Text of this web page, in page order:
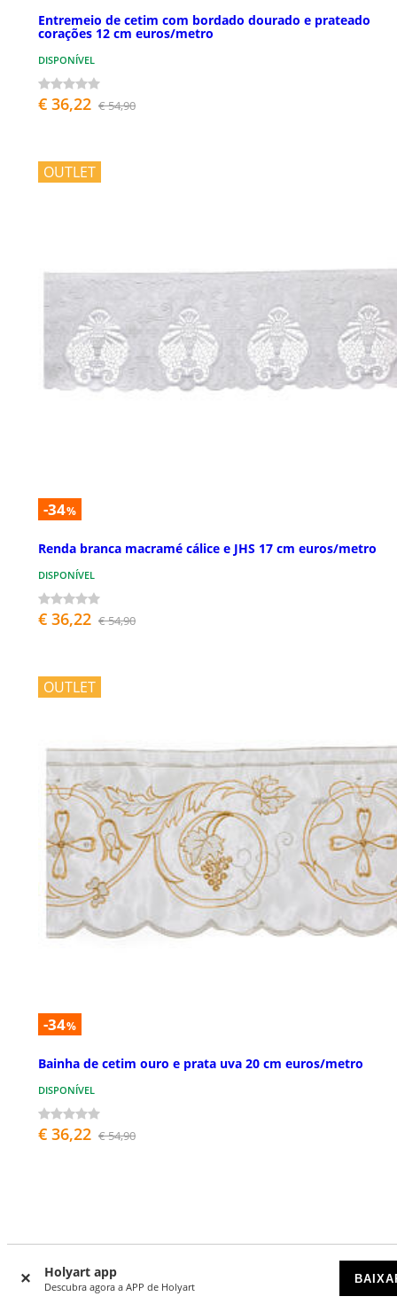
Holyart app
Descubra agora a APP de Holyart
Entremeio de cetim com bordado dourado e prateado
corações 12 cm euros/metro
DISPONÍVEL
€ 36,22 € 54,90
OUTLET
-34%
Renda branca macramé cálice e JHS 17 cm euros/metro
DISPONÍVEL
€ 36,22 € 54,90
OUTLET
-34%
Bainha de cetim ouro e prata uva 20 cm euros/metro
DISPONÍVEL
€ 36,22 € 54,90